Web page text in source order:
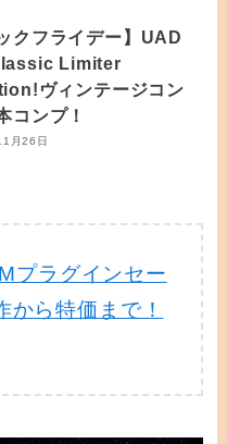
クフライデー】UAD
Limiter
ヴィンテージコン
コンプ！
月26日
プラグインセー
から特価まで！